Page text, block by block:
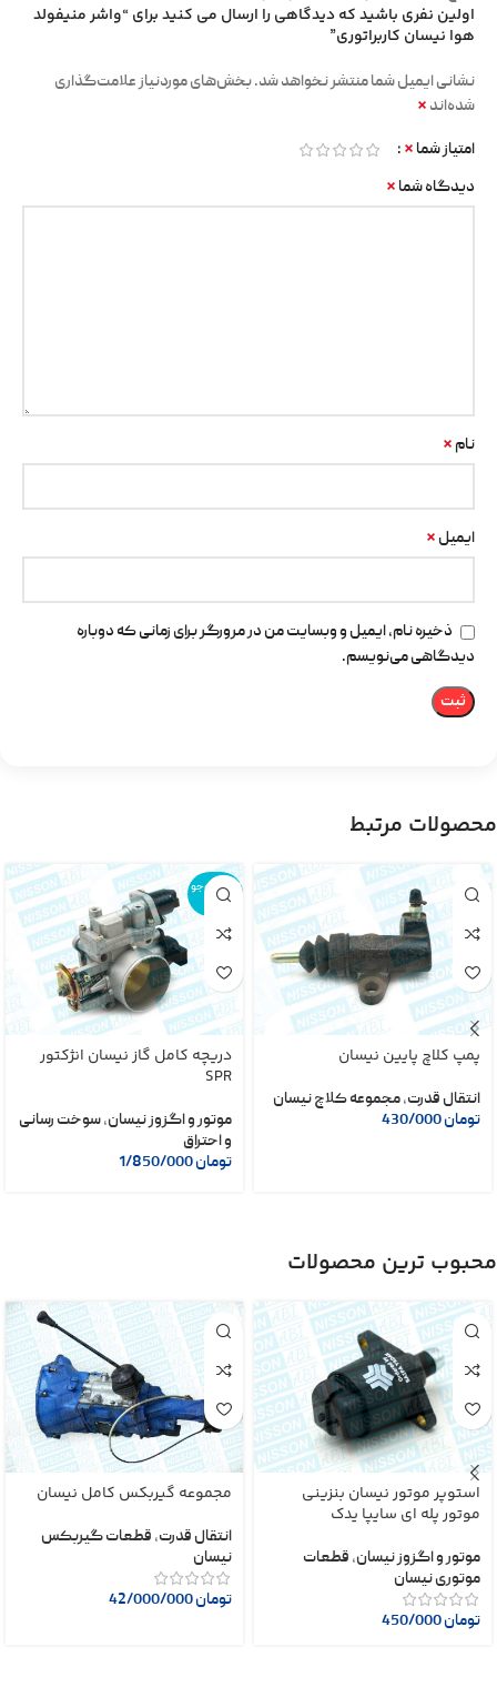
اولین نفری باشید که دیدگاهی را ارسال می کنید برای “واشر منیفولد
هوا نیسان کاربراتوری”
نشانی ایمیل شما منتشر نخواهد شد.بخش‌های موردنیاز علامت‌گذاری
شده‌اند *
امتیاز شما *
دیدگاه شما *
نام *
ایمیل *
ذخیره نام، ایمیل و وبسایت من در مرورگر برای زمانی که دوباره
دیدگاهی می‌نویسم.
محصولات مرتبط
پمپ کلاچ پایین نیسان
انتقال قدرت,مجموعه کلاچ نیسان
تومان
اتمام موجو
دی
دریچه کامل گاز نیسان انژکتور
SPR
موتور و اگزوز نیسان,سوخت رسانی
و احتراق
تومان
محبوب ترین محصولات
استوپر موتور نیسان بنزینی
موتور پله ای سایپا یدک
موتور و اگزوز نیسان, قطعات
موتوری نیسان
تومان
مجموعه گیربکس کامل نیسان
انتقال قدرت, قطعات گیربکس
نیسان
تومان